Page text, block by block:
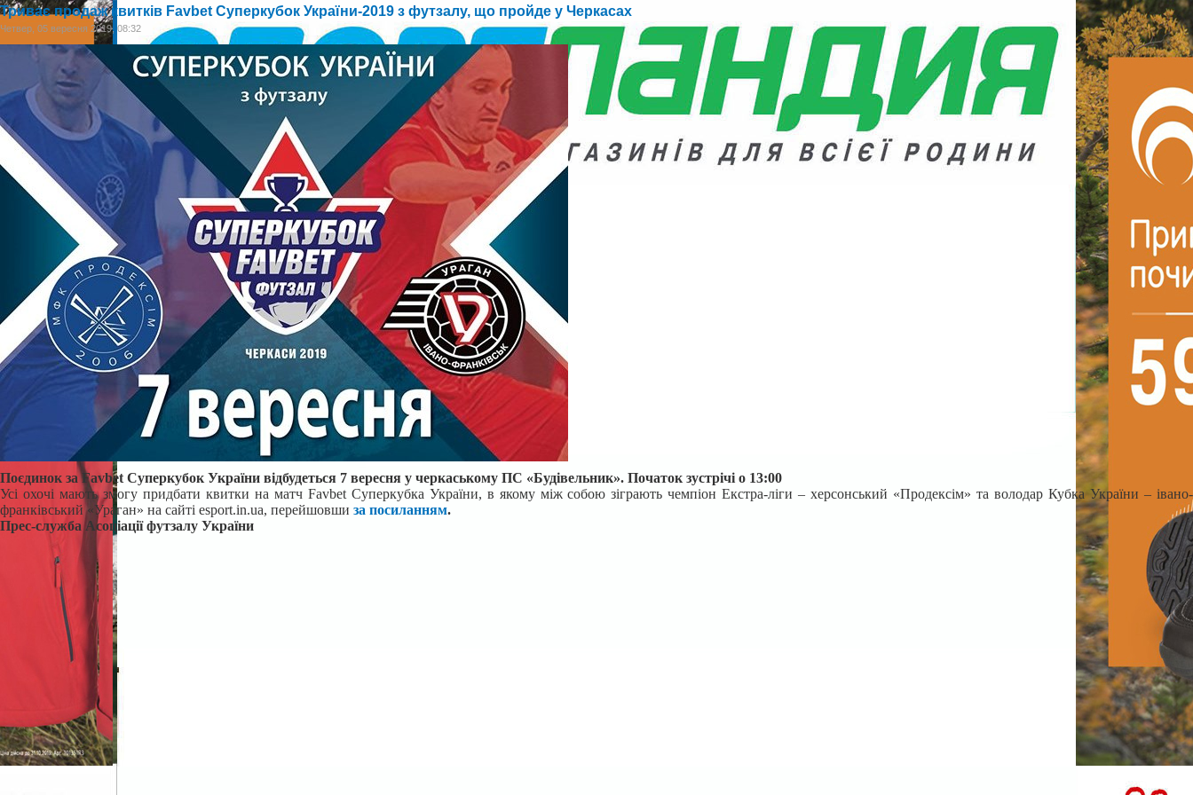
Триває продаж квитків Favbet Суперкубок України-2019 з футзалу, що пройде у Черкасах
Четвер, 05 вересня 2019, 08:32
Поєдинок за Favbet Суперкубок України відбудеться 7 вересня у черкаському ПС «Будівельник». Початок зустрічі о 13:00
Усі охочі мають змогу придбати квитки на матч Favbet Суперкубка України, в якому між собою зіграють чемпіон Екстра-ліги – херсонський «Продексім» та володар Кубка України – івано-
франківський «Ураган» на сайті esport.in.ua, перейшовши за посиланням.
Прес-служба Асоціації футзалу України